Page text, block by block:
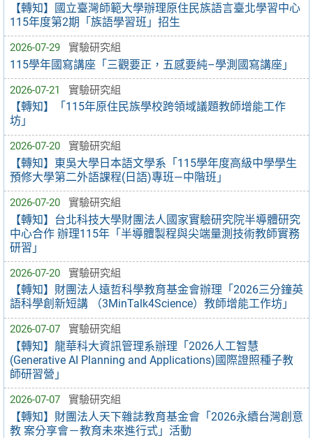
【轉知】國立臺灣師範大學辦理原住民族語言臺北學習中心
115年度第2期「族語學習班」招生
2026-07-29 實驗研究組
115學年國寫講座「三觀要正，五感要純–學測國寫講座」
2026-07-21 實驗研究組
【轉知】「115年原住民族學校跨領域議題教師增能工作
坊」
2026-07-20 實驗研究組
【轉知】東吳大學日本語文學系「115學年度高級中學學生
預修大學第二外語課程(日語)專班—中階班」
2026-07-20 實驗研究組
【轉知】台北科技大學財團法人國家實驗研究院半導體研究
中心合作 辦理115年「半導體製程與尖端量測技術教師實務
研習」
2026-07-20 實驗研究組
【轉知】財團法人遠哲科學教育基金會辦理「2026三分鐘英
語科學創新短講 （3MinTalk4Science）教師增能工作坊」
2026-07-07 實驗研究組
【轉知】龍華科大資訊管理系辦理「2026人工智慧
(Generative AI Planning and Applications)國際證照種子教
師研習營」
2026-07-07 實驗研究組
【轉知】財團法人天下雜誌教育基金會「2026永續台灣創意
教 案分享會－教育未來進行式」活動